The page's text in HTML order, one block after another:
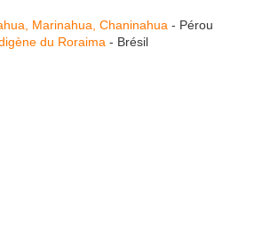
Marinahua, Chaninahua - Pérou
du Roraima - Brésil